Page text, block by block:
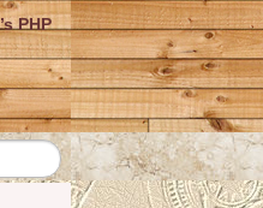
PHP